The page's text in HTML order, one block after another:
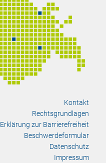
Kontakt
Rechtsgrundlagen
Erklärung zur Barrierefreiheit
Beschwerdeformular
Datenschutz
Impressum